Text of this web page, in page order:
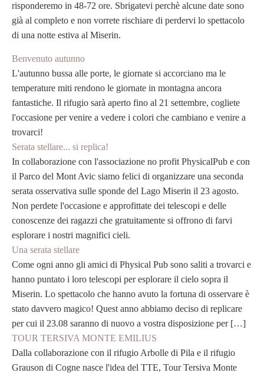
risponderemo in 48-72 ore. Sbrigatevi perchè alcune date sono
già al completo e non vorrete rischiare di perdervi lo spettacolo
di una notte estiva al Miserin.
Benvenuto autunno
L'autunno bussa alle porte, le giornate si accorciano ma le
temperature miti rendono le giornate in montagna ancora
fantastiche. Il rifugio sarà aperto fino al 21 settembre, cogliete
l'occasione per venire a vedere i colori che cambiano e venire a
trovarci!
Serata stellare... si replica!
In collaborazione con l'associazione no profit PhysicalPub e con
il Parco del Mont Avic siamo felici di organizzare una seconda
serata osservativa sulle sponde del Lago Miserin il 23 agosto.
Non perdete l'occasione e approfittate dei telescopi e delle
conoscenze dei ragazzi che gratuitamente si offrono di farvi
esplorare i nostri magnifici cieli.
Una serata stellare
Come ogni anno gli amici di Physical Pub sono saliti a trovarci e
hanno puntato i loro telescopi per esplorare il cielo sopra il
Miserin. Lo spettacolo che hanno avuto la fortuna di osservare è
stato davvero magico! Quest anno abbiamo deciso di replicare
per cui il 23.08 saranno di nuovo a vostra disposizione per […]
TOUR TERSIVA MONTE EMILIUS
Dalla collaborazione con il rifugio Arbolle di Pila e il rifugio
Grauson di Cogne nasce l'idea del TTE, Tour Tersiva Monte